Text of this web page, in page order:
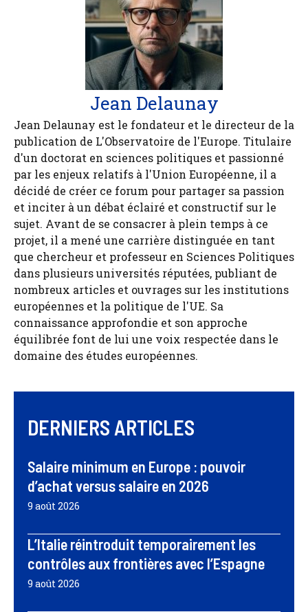
Jean Delaunay
Jean Delaunay est le fondateur et le directeur de la
publication de L'Observatoire de l'Europe. Titulaire
d'un doctorat en sciences politiques et passionné
par les enjeux relatifs à l'Union Européenne, il a
décidé de créer ce forum pour partager sa passion
et inciter à un débat éclairé et constructif sur le
sujet. Avant de se consacrer à plein temps à ce
projet, il a mené une carrière distinguée en tant
que chercheur et professeur en Sciences Politiques
dans plusieurs universités réputées, publiant de
nombreux articles et ouvrages sur les institutions
européennes et la politique de l'UE. Sa
connaissance approfondie et son approche
équilibrée font de lui une voix respectée dans le
domaine des études européennes.
DERNIERS ARTICLES
Salaire minimum en Europe : pouvoir
d’achat versus salaire en 2026
9 août 2026
L’Italie réintroduit temporairement les
contrôles aux frontières avec l’Espagne
9 août 2026